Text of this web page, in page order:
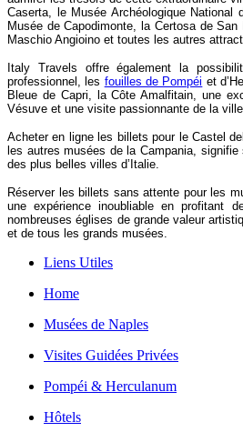
Caserta, le Musée Archéologique
Musée de Capodimonte, la Certosa de
Maschio Angioino et toutes les autres
Italy Travels offre également la
professionnel, les fouilles de Pompéi et
Bleue de Capri, la Côte Amalfitain, une
Vésuve et une visite passionnante de la
Acheter en ligne les billets pour le Castel
les autres musées de la Campania, signifie
des plus belles villes d’Italie.
Réserver les billets sans attente pour les
une expérience inoubliable en profitant
nombreuses églises de grande valeur
et de tous les grands musées.
Liens Utiles
Home
Musées de Naples
Visites Guidées Privées
Pompéi & Herculanum
Hôtels